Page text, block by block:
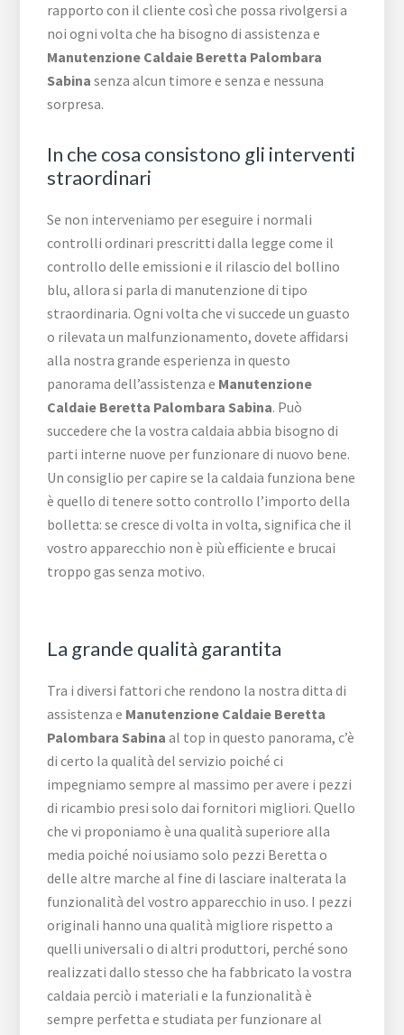
rapporto con il cliente così che possa rivolgersi a
noi ogni volta che ha bisogno di assistenza e
Manutenzione Caldaie Beretta Palombara
Sabina senza alcun timore e senza e nessuna
sorpresa.
In che cosa consistono gli interventi
straordinari
Se non interveniamo per eseguire i normali
controlli ordinari prescritti dalla legge come il
controllo delle emissioni e il rilascio del bollino
blu, allora si parla di manutenzione di tipo
straordinaria. Ogni volta che vi succede un guasto
o rilevata un malfunzionamento, dovete affidarsi
alla nostra grande esperienza in questo
panorama dell’assistenza e Manutenzione
Caldaie Beretta Palombara Sabina. Può
succedere che la vostra caldaia abbia bisogno di
parti interne nuove per funzionare di nuovo bene.
Un consiglio per capire se la caldaia funziona bene
è quello di tenere sotto controllo l’importo della
bolletta: se cresce di volta in volta, significa che il
vostro apparecchio non è più efficiente e brucai
troppo gas senza motivo.
La grande qualità garantita
Tra i diversi fattori che rendono la nostra ditta di
assistenza e Manutenzione Caldaie Beretta
Palombara Sabina al top in questo panorama, c’è
di certo la qualità del servizio poiché ci
impegniamo sempre al massimo per avere i pezzi
di ricambio presi solo dai fornitori migliori. Quello
che vi proponiamo è una qualità superiore alla
media poiché noi usiamo solo pezzi Beretta o
delle altre marche al fine di lasciare inalterata la
funzionalità del vostro apparecchio in uso. I pezzi
originali hanno una qualità migliore rispetto a
quelli universali o di altri produttori, perché sono
realizzati dallo stesso che ha fabbricato la vostra
caldaia perciò i materiali e la funzionalità è
sempre perfetta e studiata per funzionare al